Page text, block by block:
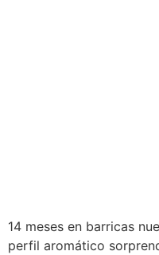
14 meses en barricas
perfil aromático